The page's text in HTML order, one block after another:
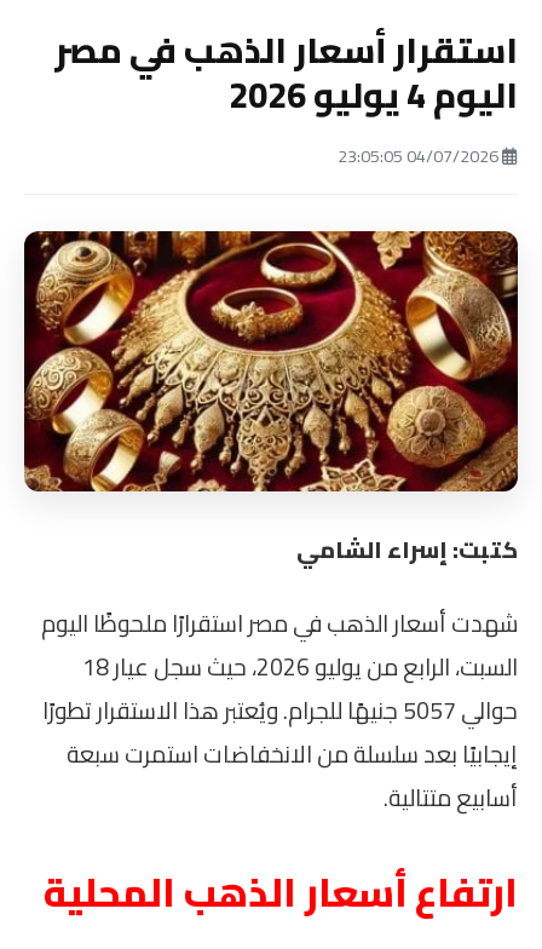
استقرار أسعار الذهب في مصر
اليوم 4 يوليو 2026
كتبت: إسراء الشامي
شهدت أسعار الذهب في مصر استقرارًا ملحوظًا اليوم
السبت، الرابع من يوليو 2026، حيث سجل عيار 18
حوالي 5057 جنيهًا للجرام. ويُعتبر هذا الاستقرار تطورًا
إيجابيًا بعد سلسلة من الانخفاضات استمرت سبعة
أسابيع متتالية.
ارتفاع أسعار الذهب المحلية